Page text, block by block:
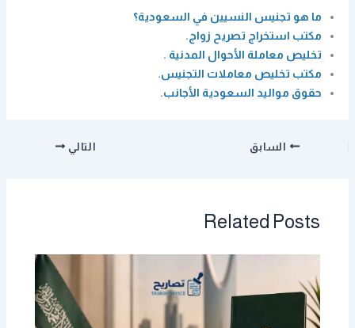
ما هو تجنيس النسيين في السعودية؟
مكتب استخراج تصريح زواج .
تخليص معاملة الأحوال المدنية .
مكتب تخليص معاملات التجنيس.
حقوق مواليد السعودية الأجانب.
السابق التالي
Related Posts